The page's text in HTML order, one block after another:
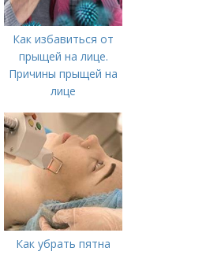
Как избавиться от
прыщей на лице.
Причины прыщей на
лице
Как убрать пятна